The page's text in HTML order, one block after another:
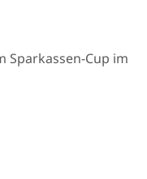
Sparkassen-Cup im